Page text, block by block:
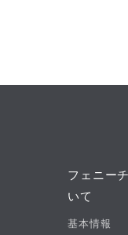
フェニー
いて
基本情報